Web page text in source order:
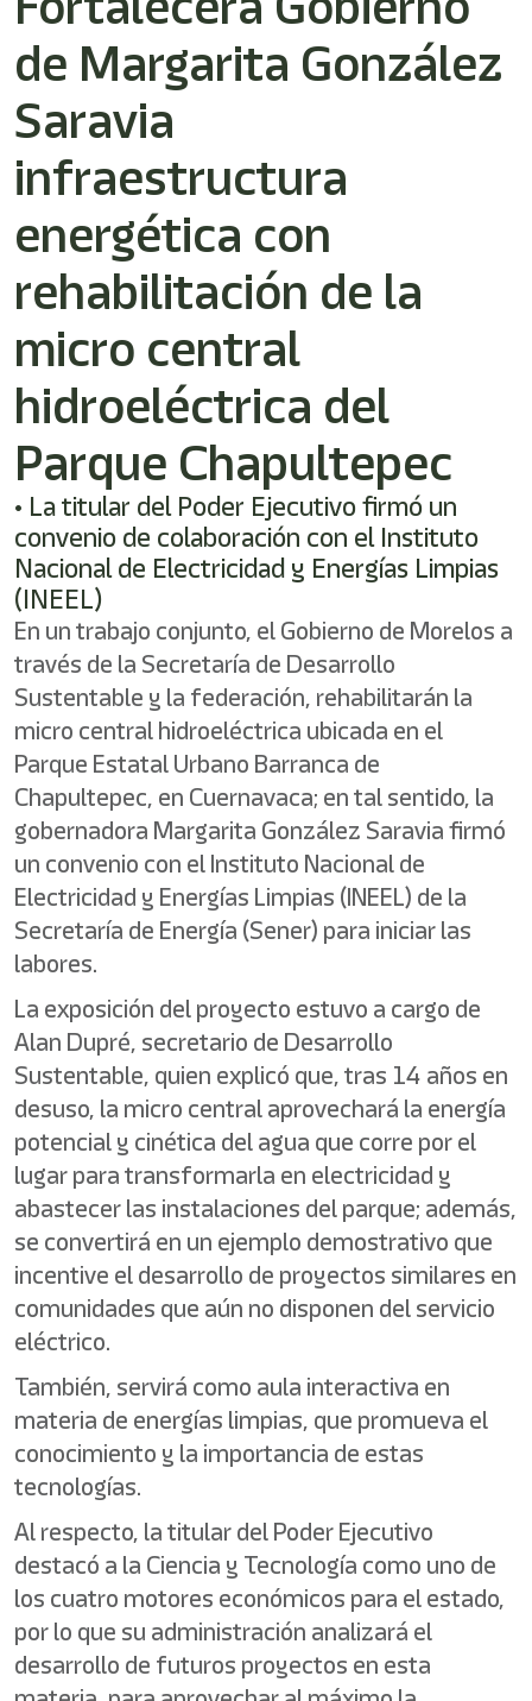
Este
acceso
directo
lector
de
pantalla
ayudarle
navegar
interactuar
contenido.
de Margarita González
Saravia
infraestructura
energética con
rehabilitación de la
micro central
hidroeléctrica del
Parque Chapultepec
• La titular del Poder Ejecutivo firmó un
convenio de colaboración con el Instituto
Nacional de Electricidad y Energías Limpias
(INEEL)
En un trabajo conjunto, el Gobierno de Morelos a
través de la Secretaría de Desarrollo
Sustentable y la federación, rehabilitarán la
micro central hidroeléctrica ubicada en el
Parque Estatal Urbano Barranca de
Chapultepec, en Cuernavaca; en tal sentido, la
gobernadora Margarita González Saravia firmó
un convenio con el Instituto Nacional de
Electricidad y Energías Limpias (INEEL) de la
Secretaría de Energía (Sener) para iniciar las
labores.
La exposición del proyecto estuvo a cargo de
Alan Dupré, secretario de Desarrollo
Sustentable, quien explicó que, tras 14 años en
desuso, la micro central aprovechará la energía
potencial y cinética del agua que corre por el
lugar para transformarla en electricidad y
abastecer las instalaciones del parque; además,
se convertirá en un ejemplo demostrativo que
incentive el desarrollo de proyectos similares en
comunidades que aún no disponen del servicio
eléctrico.
También, servirá como aula interactiva en
materia de energías limpias, que promueva el
conocimiento y la importancia de estas
tecnologías.
Al respecto, la titular del Poder Ejecutivo
destacó a la Ciencia y Tecnología como uno de
los cuatro motores económicos para el estado,
por lo que su administración analizará el
desarrollo de futuros proyectos en esta